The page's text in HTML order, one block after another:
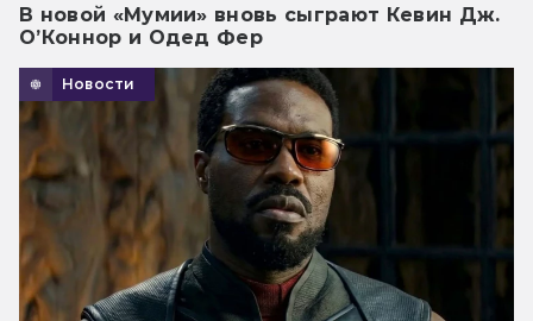
В новой «Мумии» вновь сыграют Кевин Дж.
О’Коннор и Одед Фер
Новости